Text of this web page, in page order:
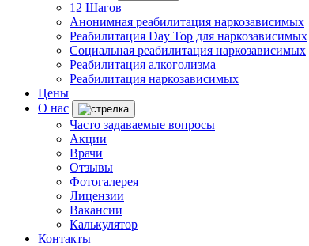
12 Шагов
Анонимная реабилитация наркозависимых
Реабилитация Day Top для наркозависимых
Социальная реабилитация наркозависимых
Реабилитация алкоголизма
Реабилитация наркозависимых
Цены
О нас
Часто задаваемые вопросы
Акции
Врачи
Отзывы
Фотогалерея
Лицензии
Вакансии
Калькулятор
Контакты